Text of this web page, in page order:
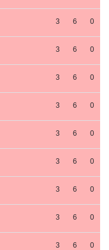
3 6 0
3 6 0
3 6 0
3 6 0
3 6 0
3 6 0
3 6 0
3 6 0
3 6 0